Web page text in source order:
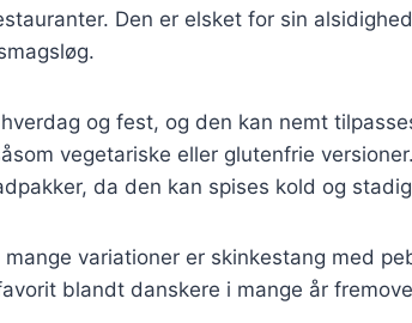
Den er elsket for sin
og fest, og den kan nemt
vegetariske eller glutenfrie
da den kan spises kold og
variationer er skinkestang med
blandt danskere i mange år